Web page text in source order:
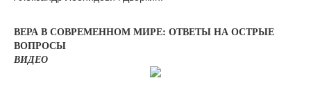
ВЕРА В СОВРЕМЕННОМ МИРЕ: ОТВЕТЫ НА ОСТРЫЕ
ВОПРОСЫ
ВИДЕО